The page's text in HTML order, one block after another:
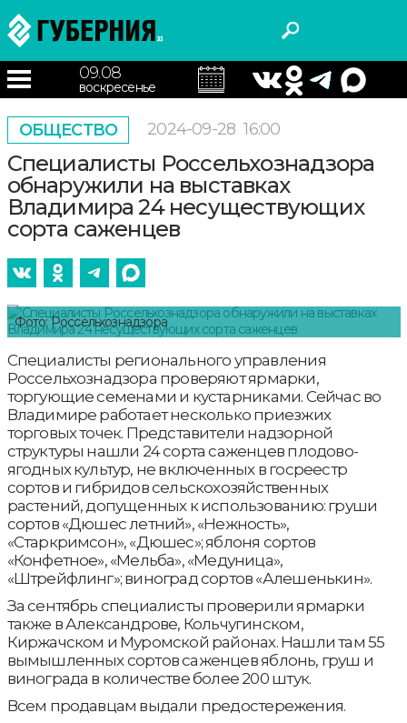
09.08
воскресенье
ОБЩЕСТВО 2024-09-28 16:00
Специалисты Россельхознадзора
обнаружили на выставках
Владимира 24 несуществующих
сорта саженцев
Фото: Россельхознадзора
Специалисты регионального управления
Россельхознадзора проверяют ярмарки,
торгующие семенами и кустарниками. Сейчас во
Владимире работает несколько приезжих
торговых точек. Представители надзорной
структуры нашли 24 сорта саженцев плодово-
ягодных культур, не включенных в госреестр
сортов и гибридов сельскохозяйственных
растений, допущенных к использованию: груши
сортов «Дюшес летний», «Нежность»,
«Старкримсон», «Дюшес»; яблоня сортов
«Конфетное», «Мельба», «Медуница»,
«Штрейфлинг»; виноград сортов «Алешенькин».
За сентябрь специалисты проверили ярмарки
также в Александрове, Кольчугинском,
Киржачском и Муромской районах. Нашли там 55
вымышленных сортов саженцев яблонь, груш и
винограда в количестве более 200 штук.
Всем продавцам выдали предостережения.